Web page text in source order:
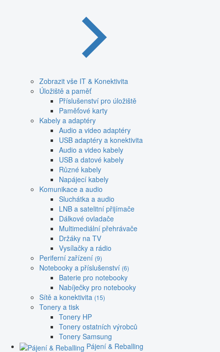
Zobrazit vše IT & Konektivita
Úložiště a paměť
Příslušenství pro úložiště
Paměťové karty
Kabely a adaptéry
Audio a video adaptéry
USB adaptéry a konektivita
Audio a video kabely
USB a datové kabely
Různé kabely
Napájecí kabely
Komunikace a audio
Sluchátka a audio
LNB a satelitní přijímače
Dálkové ovladače
Multimediální přehrávače
Držáky na TV
Vysílačky a rádio
Periferní zařízení (9)
Notebooky a příslušenství (6)
Baterie pro notebooky
Nabíječky pro notebooky
Sítě a konektivita (15)
Tonery a tisk
Tonery HP
Tonery ostatních výrobců
Tonery Samsung
Pájení & Reballing